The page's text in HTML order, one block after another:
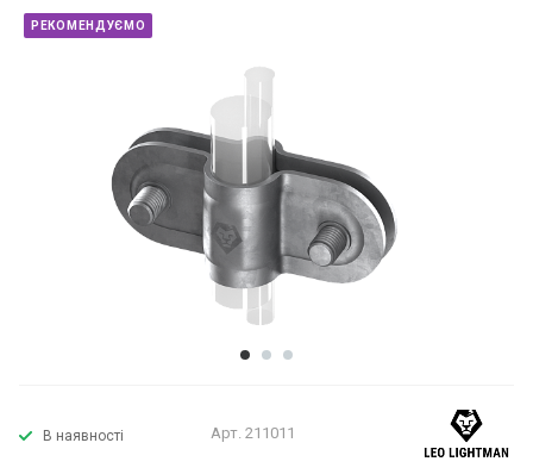
РЕКОМЕНДУЄМО
В наявності Арт. 211011